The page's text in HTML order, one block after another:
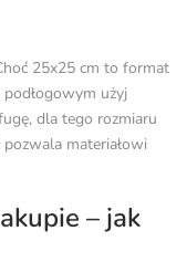
25x25 cm to format
użyj
dla tego rozmiaru
materiałowi
– jak